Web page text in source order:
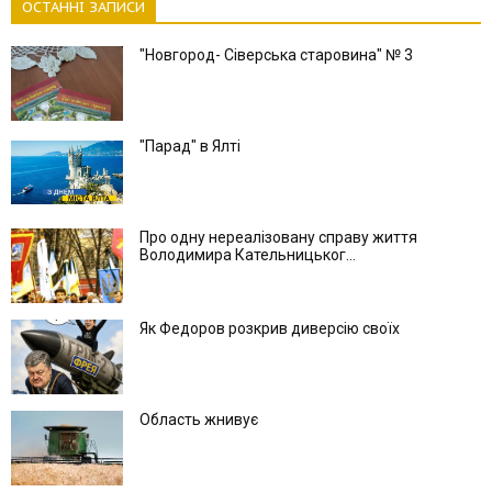
ОСТАННІ ЗАПИСИ
"Новгород- Сіверська старовина" № 3
"Парад" в Ялті
Про одну нереалізовану справу життя
Володимира Кательницьког...
Як Федоров розкрив диверсію своїх
Область жнивує